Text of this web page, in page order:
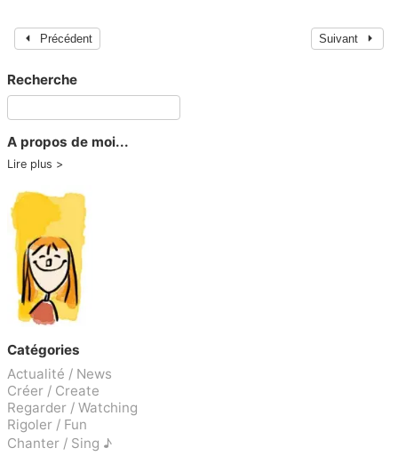
Précédent Suivant
Recherche
A propos de moi...
Lire plus
Catégories
Actualité / News
Créer / Create
Regarder / Watching
Rigoler / Fun
Chanter / Sing ♪